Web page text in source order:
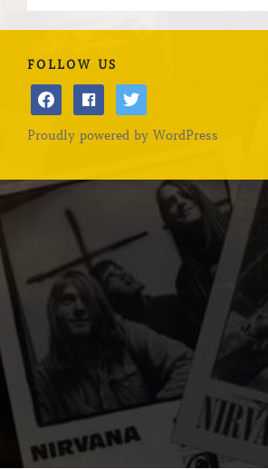
FOLLOW US
facebookfacebooktwitter
Proudly powered by WordPress